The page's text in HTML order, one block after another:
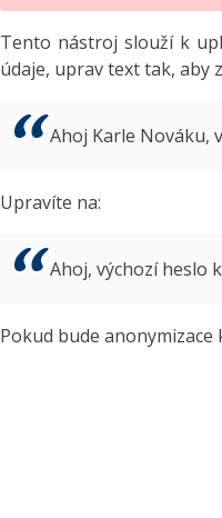
Tento nástroj slouží k
údaje, uprav text tak, aby
Ahoj Karle Nováku,
Upravíte na:
Ahoj, výchozí heslo
Pokud bude